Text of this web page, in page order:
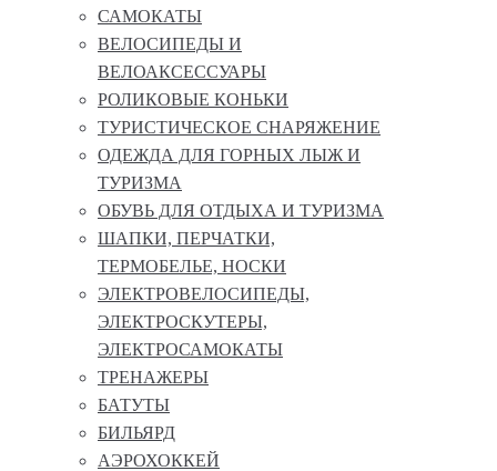
САМОКАТЫ
ВЕЛОСИПЕДЫ И
ВЕЛОАКСЕССУАРЫ
РОЛИКОВЫЕ КОНЬКИ
ТУРИСТИЧЕСКОЕ СНАРЯЖЕНИЕ
ОДЕЖДА ДЛЯ ГОРНЫХ ЛЫЖ И
ТУРИЗМА
ОБУВЬ ДЛЯ ОТДЫХА И ТУРИЗМА
ШАПКИ, ПЕРЧАТКИ,
ТЕРМОБЕЛЬЕ, НОСКИ
ЭЛЕКТРОВЕЛОСИПЕДЫ,
ЭЛЕКТРОСКУТЕРЫ,
ЭЛЕКТРОСАМОКАТЫ
ТРЕНАЖЕРЫ
БАТУТЫ
БИЛЬЯРД
АЭРОХОККЕЙ